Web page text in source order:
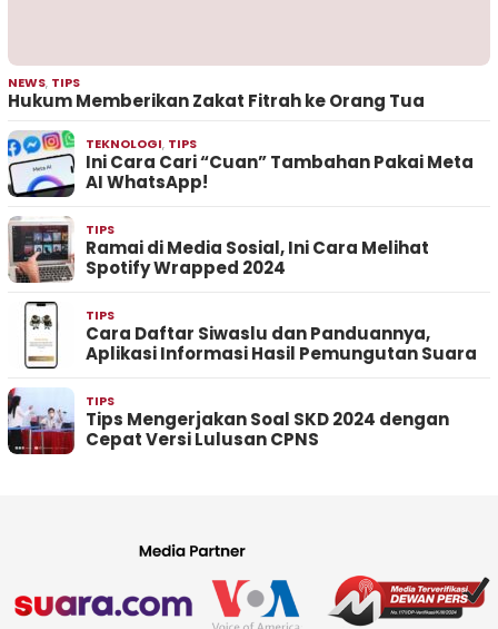
NEWS, TIPS
Hukum Memberikan Zakat Fitrah ke Orang Tua
TEKNOLOGI, TIPS
Ini Cara Cari “Cuan” Tambahan Pakai Meta
AI WhatsApp!
TIPS
Ramai di Media Sosial, Ini Cara Melihat
Spotify Wrapped 2024
TIPS
Cara Daftar Siwaslu dan Panduannya,
Aplikasi Informasi Hasil Pemungutan Suara
TIPS
Tips Mengerjakan Soal SKD 2024 dengan
Cepat Versi Lulusan CPNS